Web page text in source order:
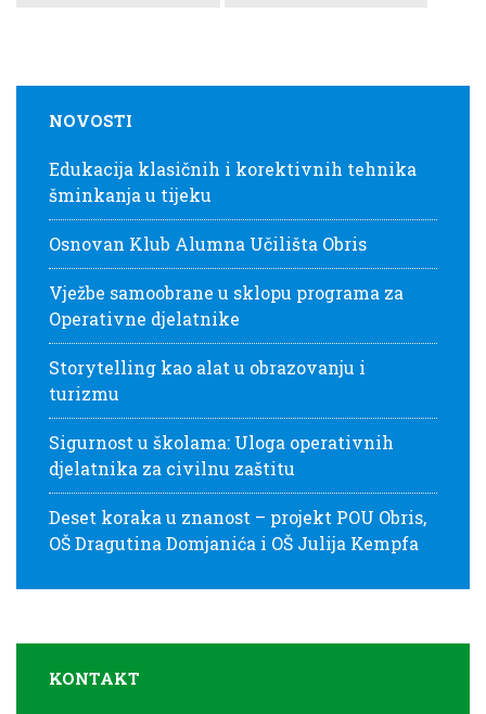
NOVOSTI
Edukacija klasičnih i korektivnih tehnika
šminkanja u tijeku
Osnovan Klub Alumna Učilišta Obris
Vježbe samoobrane u sklopu programa za
Operativne djelatnike
Storytelling kao alat u obrazovanju i
turizmu
Sigurnost u školama: Uloga operativnih
djelatnika za civilnu zaštitu
Deset koraka u znanost – projekt POU Obris,
OŠ Dragutina Domjanića i OŠ Julija Kempfa
KONTAKT